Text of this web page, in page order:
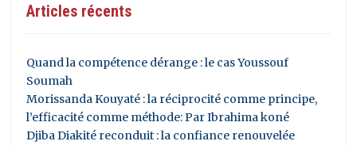
Articles récents
Quand la compétence dérange : le cas Youssouf
Soumah
Morissanda Kouyaté : la réciprocité comme principe,
l’efficacité comme méthode: Par Ibrahima koné
Djiba Diakité reconduit : la confiance renouvelée